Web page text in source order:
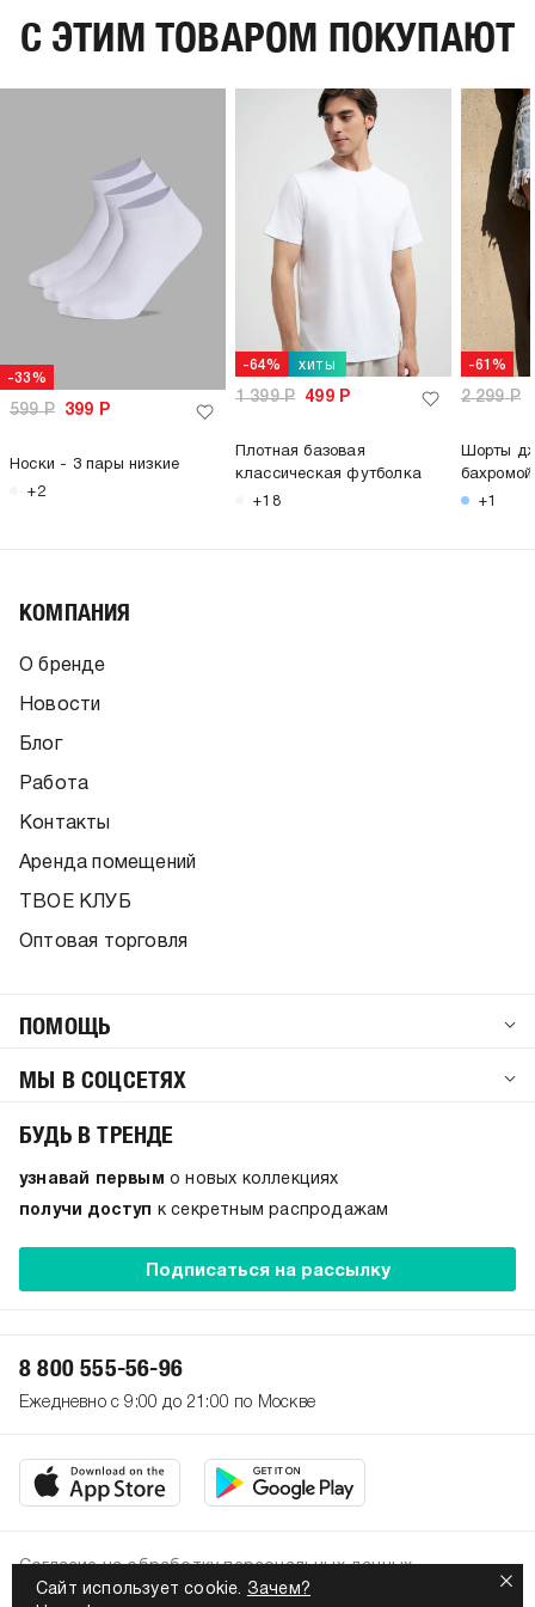
C ЭТИМ ТОВАРОМ ПОКУПАЮТ
-33%
599Р 399 Р
Носки - 3 пары низкие
+2
-64% хиты
1 399Р 499Р
Плотная базовая
классическая футболка
+18
-61%
2 299Р
Шорты
бахромой
+1
Сайт использует cookie. Зачем?
КОМПАНИЯ
О бренде
Новости
Блог
Работа
Контакты
Аренда помещений
ТВОЕ КЛУБ
Оптовая торговля
ПОМОЩЬ
МЫ В СОЦСЕТЯХ
БУДЬ В ТРЕНДЕ
узнавай первым о новых коллекциях
получи доступ
к секретным распродажам
Подписаться на рассылку
8 800 555-56-96
Ежедневно с 9:00 до 21:00 по Москве
Политика конфиденциальности
Согласие на обработку персональных данных